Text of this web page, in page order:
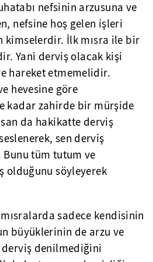
nefsinin arzusuna ve
nefsine hoş gelen işleri
İlk mısra ile bir
Yani derviş olacak kişi
hareket etmemelidir.
hevesine göre
kadar zahirde bir mürşide
da hakikatte derviş
sen derviş
tüm tutum ve
olduğunu söyleyerek
sadece kendisinin
büyüklerinin de arzu ve
denilmediğini